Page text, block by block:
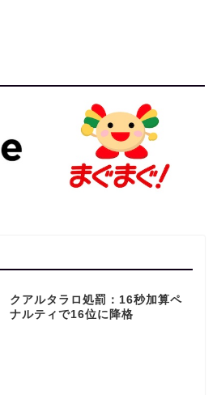
クアルタラロ処罰：16秒加算ペ
ナルティで16位に降格